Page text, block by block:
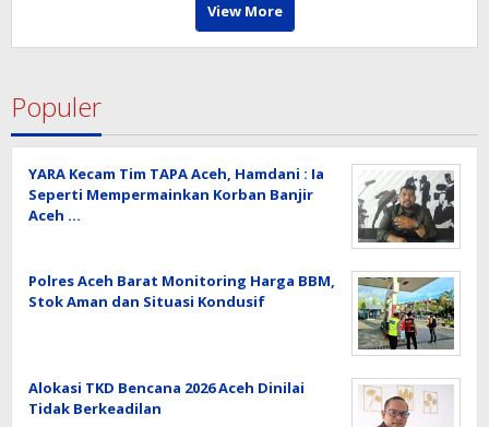
View More
Populer
YARA Kecam Tim TAPA Aceh, Hamdani : Ia
Seperti Mempermainkan Korban Banjir
Aceh …
Polres Aceh Barat Monitoring Harga BBM,
Stok Aman dan Situasi Kondusif
Alokasi TKD Bencana 2026 Aceh Dinilai
Tidak Berkeadilan